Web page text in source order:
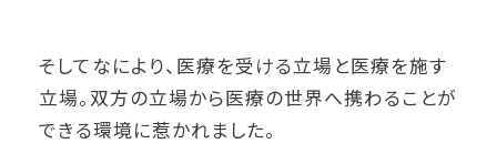
そしてなにより、医療を受ける立場と医療を施す
立場。双方の立場から医療の世界へ携わることが
できる環境に惹かれました。